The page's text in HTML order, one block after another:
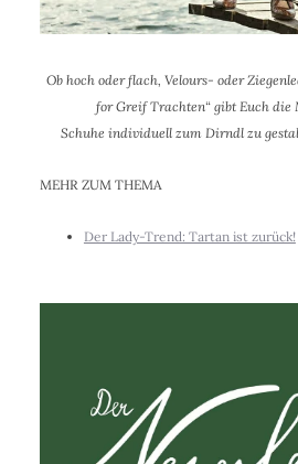
Ob hoch oder flach, Velours- oder
for Greif Trachten“ gibt Euch die
Schuhe individuellzum Dirndl zu
MEHR ZUM THEMA
Der Lady-Trend: Tartan ist zurück!